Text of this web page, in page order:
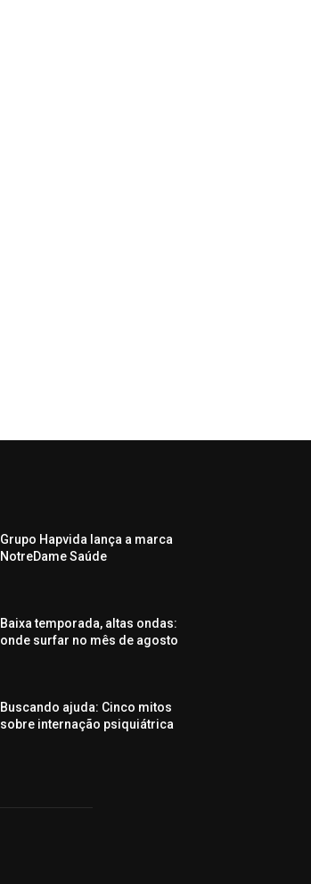
Grupo Hapvida lança a marca
NotreDame Saúde
Baixa temporada, altas ondas:
onde surfar no mês de agosto
Buscando ajuda: Cinco mitos
sobre internação psiquiátrica